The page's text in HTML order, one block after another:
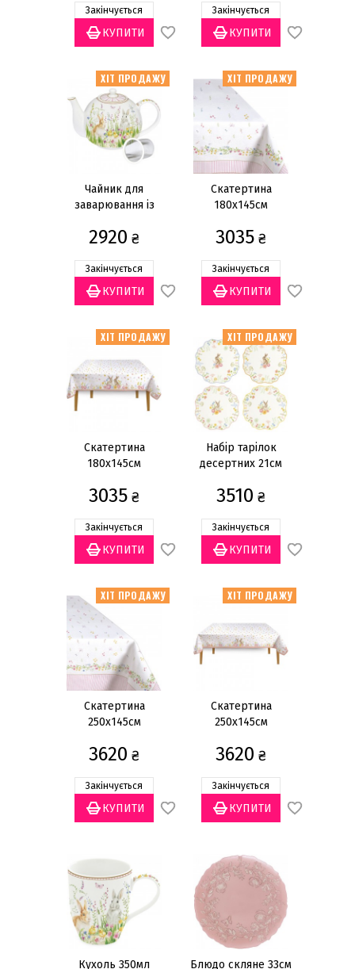
Закінчується Закінчується
ХІТ ПРОДАЖУ
Чайник для
заварювання із
2920 ₴
Закінчується
ХІТ ПРОДАЖУ
Скатертина
180x145см
3035 ₴
Закінчується
ХІТ ПРОДАЖУ
Скатертина
180x145см
3035 ₴
Закінчується
ХІТ ПРОДАЖУ
Набір тарілок
десертних 21см
3510 ₴
Закінчується
ХІТ ПРОДАЖУ
Скатертина
250х145см
3620 ₴
Закінчується
ХІТ ПРОДАЖУ
Скатертина
250х145см
3620 ₴
Закінчується
Кухоль 350мл Блюдо скляне 33см